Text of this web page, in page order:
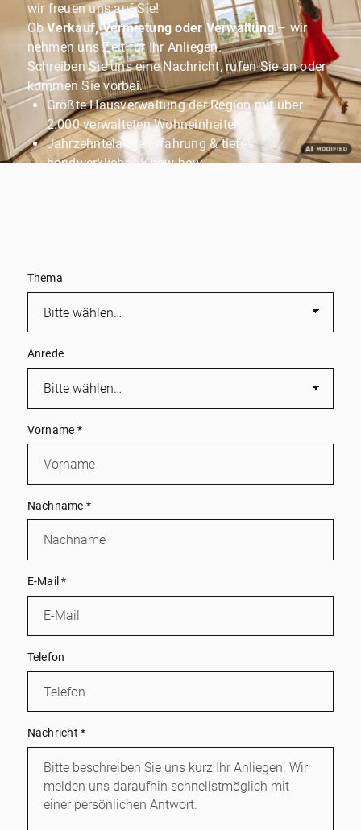
wir freuen uns auf Sie!
ObVerkauf, Vermietung oder Verwaltung– wir
nehmen uns Zeit für Ihr Anliegen.
Schreiben Sie uns eine Nachricht, rufen Sie an oder
kommen Sie vorbei.
Größte Hausverwaltung der Region mit über
2.000 verwalteten Wohneinheiten.
Jahrzehntelange Erfahrung & tiefes
handwerkliches Know-how.
Thema
Anrede
Vorname *
Nachname *
E-Mail*
Telefon
Nachricht*